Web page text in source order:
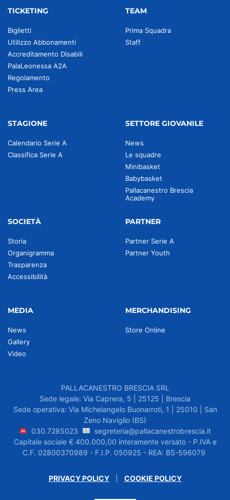
TICKETING
Biglietti
Utilizzo Abbonamenti
Accreditamento Disabili
PalaLeonessa A2A
Regolamento
Press Area
TEAM
Prima Squadra
Staff
STAGIONE
Calendario Serie A
Classifica Serie A
SETTORE GIOVANILE
News
Le squadre
Minibasket
Babybasket
Pallacanestro Brescia
Academy
SOCIETÀ
Storia
Organigramma
Trasparenza
Accessibilità
PARTNER
Partner Serie A
Partner Youth
MEDIA
News
Gallery
Video
MERCHANDISING
Store Online
PALLACANESTRO BRESCIA SRL
Sede legale: Via Caprera, 5 | 25125 | Brescia
Sede operativa: Via Michelangelo Buonarroti, 1 | 25010 | San
Zeno Naviglio (BS)
030.7285023
segreteria@pallacanestrobrescia.it
Capitale sociale € 400.000,00 interamente versato - P.IVA e
C.F. 02800370989 - F.I.P. 050925 - REA: BS-596079
PRIVACY POLICY| COOKIE POLICY